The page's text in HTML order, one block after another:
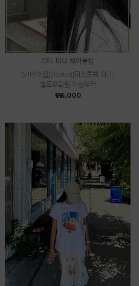
CEL 미니 헤어클립
[VIP/수입][2color][더스트백 SET]
옐로우회원 이상부터
₩96,000